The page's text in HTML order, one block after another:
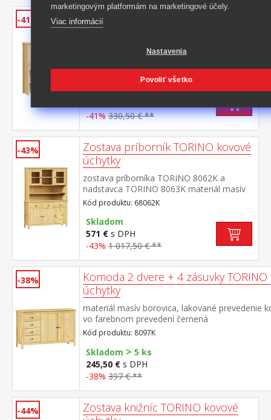
-41%
Nadstavec príborníka TORINO
kovové úchytky
materiál masív borovica, lakované
prevedenie kovové úchytky vo farebnom
prevedení černená mosadz 2 presklené
dvere, 1 polica nadstavec príborníka 8095K
Kód produktu: 8096K
Skladom>5 ks
-41% 330,50 € **
-43%
Zostava príborník TORINO kovové
úchytky
zostava príborníka TORINO 8062K a
nadstavca TORINO 8063K materiál masív
borovica, lakované prevedenie kovové
úchytky vo farebnom prevedení černená
mosadz príborník: 3 dvere, 3 zásuvky s
kovovými pojazdmi nadstavec: dvoje
presklené dvierka rozmer príborníka (š/h/v)
129 × 40 × 80 cm rozmer nadstavca (š/h/v)
129 × 33 × 100 cm
Kód produktu: 68062K
Skladom
571 € s DPH
-43% 1 017,50 € **
-38%
Komoda 2 dvere + 4 zásuvky
úchytky
materiál masív borovica, lakované prevedenie
vo farebnom prevedení černená
mosadz 4 zásuvky s kovovými pojazdmi, 2
Kód produktu: 8097K
Skladom > 5 ks
245,50 € s DPH
-38% 397 € **
-44%
Zostava knižníc TORINO kovové
marketingovým platformám na marketingové účely.
Viac informácií
Nastavenia
Povoliť všetko